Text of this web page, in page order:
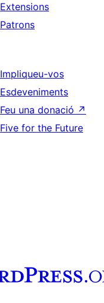
Extensions
Patrons
Impliqueu-vos
Esdeveniments
Feu una donació ↗
Five for the Future